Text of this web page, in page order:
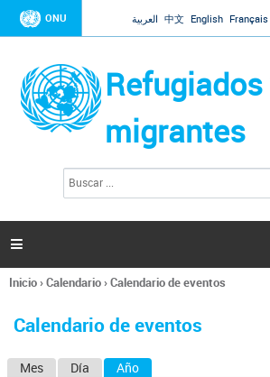
Jump to navigation
ONU العربية 中文 English Français
Refugiados
migrantes
l
s

Se
usted
Inicio›Calendario›Calendario de eventos
Calendario de eventos
Mes Día Año